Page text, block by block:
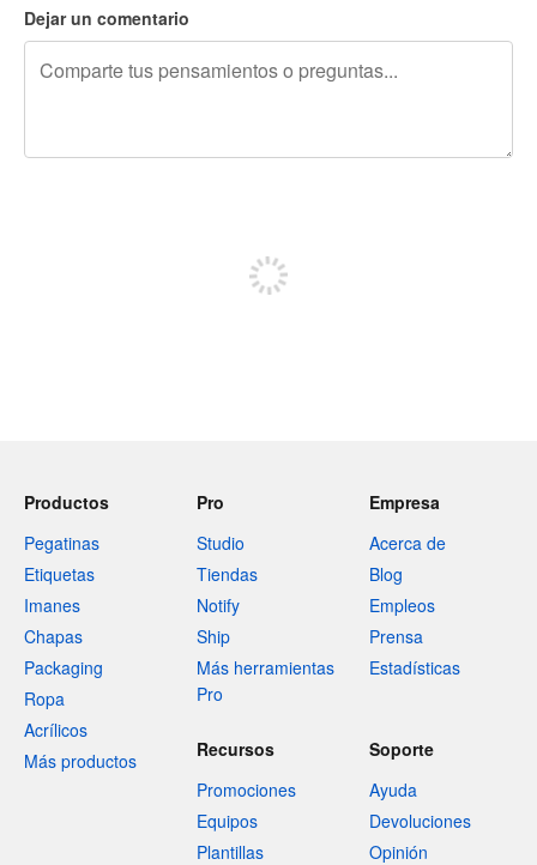
Dejar un comentario
Productos
Pegatinas
Etiquetas
Imanes
Chapas
Packaging
Ropa
Acrílicos
Más productos
Pro
Studio
Tiendas
Notify
Ship
Más herramientas
Pro
Empresa
Acerca de
Blog
Empleos
Prensa
Estadísticas
Recursos
Promociones
Equipos
Plantillas
Soporte
Ayuda
Devoluciones
Opinión